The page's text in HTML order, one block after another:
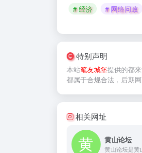
# 经济
# 网络问政
特别声明
本站笔友城堡提供的都
都属于合规合法，后期
相关网址
黄山论坛